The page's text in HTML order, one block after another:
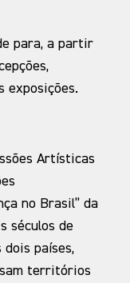
para, a partir
exposições.
Artísticas
no Brasil” da
séculos de
países,
territórios